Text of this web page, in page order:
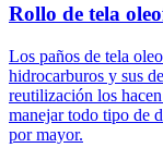
Rollo de tela
Los paños de tela
hidrocarburos y sus
reutilización los
manejar todo tipo de
por mayor.